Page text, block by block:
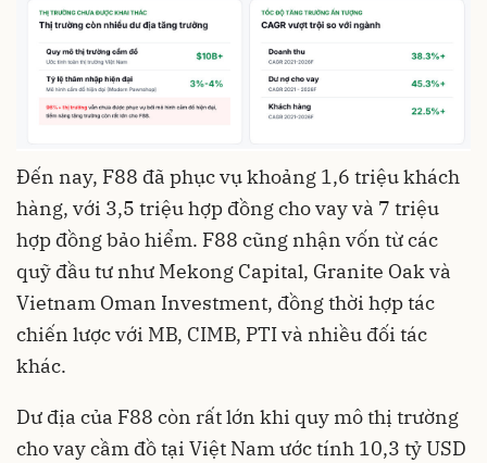
Đến nay, F88 đã phục vụ khoảng 1,6 triệu khách
hàng, với 3,5 triệu hợp đồng cho vay và 7 triệu
hợp đồng bảo hiểm. F88 cũng nhận vốn từ các
quỹ đầu tư như Mekong Capital, Granite Oak và
Vietnam Oman Investment, đồng thời hợp tác
chiến lược với MB, CIMB, PTI và nhiều đối tác
khác.
Dư địa của F88 còn rất lớn khi quy mô thị trường
cho vay cầm đồ tại Việt Nam ước tính 10,3 tỷ USD